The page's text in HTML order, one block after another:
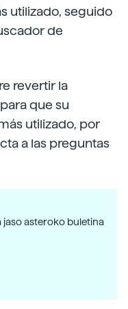
utilizado, seguido
de
revertir la
que su
utilizado, por
a las preguntas
jaso asteroko buletina